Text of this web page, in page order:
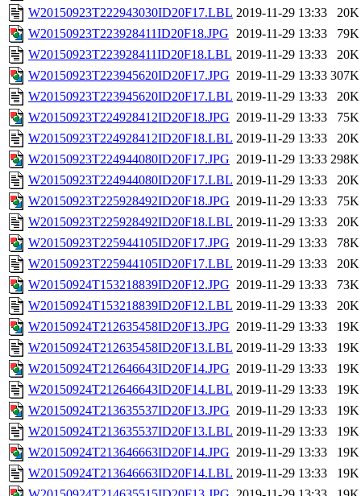
W20150923T222943030ID20F17.LBL 2019-11-29 13:33
20K
W20150923T223928411ID20F18.JPG 2019-11-29 13:33
79K
W20150923T223928411ID20F18.LBL 2019-11-29 13:33
20K
W20150923T223945620ID20F17.JPG 2019-11-29 13:33 307K
W20150923T223945620ID20F17.LBL 2019-11-29 13:33
20K
W20150923T224928412ID20F18.JPG 2019-11-29 13:33
75K
W20150923T224928412ID20F18.LBL 2019-11-29 13:33
20K
W20150923T224944080ID20F17.JPG 2019-11-29 13:33 298K
W20150923T224944080ID20F17.LBL 2019-11-29 13:33
20K
W20150923T225928492ID20F18.JPG 2019-11-29 13:33
75K
W20150923T225928492ID20F18.LBL 2019-11-29 13:33
20K
W20150923T225944105ID20F17.JPG 2019-11-29 13:33
78K
W20150923T225944105ID20F17.LBL 2019-11-29 13:33
20K
W20150924T153218839ID20F12.JPG 2019-11-29 13:33
73K
W20150924T153218839ID20F12.LBL 2019-11-29 13:33
20K
W20150924T212635458ID20F13.JPG 2019-11-29 13:33
19K
W20150924T212635458ID20F13.LBL 2019-11-29 13:33
19K
W20150924T212646643ID20F14.JPG 2019-11-29 13:33
19K
W20150924T212646643ID20F14.LBL 2019-11-29 13:33
19K
W20150924T213635537ID20F13.JPG 2019-11-29 13:33
19K
W20150924T213635537ID20F13.LBL 2019-11-29 13:33
19K
W20150924T213646663ID20F14.JPG 2019-11-29 13:33
19K
W20150924T213646663ID20F14.LBL 2019-11-29 13:33
19K